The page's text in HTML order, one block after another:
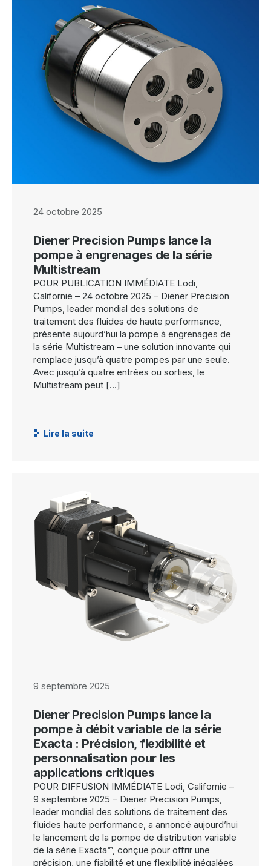
24 octobre 2025
Diener Precision Pumps lance la
pompe à engrenages de la série
Multistream
POUR PUBLICATION IMMÉDIATE Lodi,
Californie – 24 octobre 2025 – Diener Precision
Pumps, leader mondial des solutions de
traitement des fluides de haute performance,
présente aujourd’hui la pompe à engrenages de
la série Multistream – une solution innovante qui
remplace jusqu’à quatre pompes par une seule.
Avec jusqu’à quatre entrées ou sorties, le
Multistream peut […]
Lire la suite
9 septembre 2025
Diener Precision Pumps lance la
pompe à débit variable de la série
Exacta : Précision, flexibilité et
personnalisation pour les
applications critiques
POUR DIFFUSION IMMÉDIATE Lodi, Californie –
9 septembre 2025 – Diener Precision Pumps,
leader mondial des solutions de traitement des
fluides haute performance, a annoncé aujourd’hui
le lancement de la pompe de distribution variable
de la série Exacta™, conçue pour offrir une
précision, une fiabilité et une flexibilité inégalées